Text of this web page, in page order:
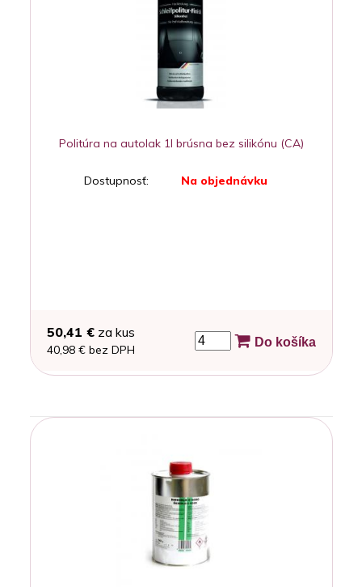
Politúra na autolak 1l brúsna bez silikónu (CA)
Dostupnosť: Na objednávku
50,41 €za kus
40,98 € bez DPH
Do košíka